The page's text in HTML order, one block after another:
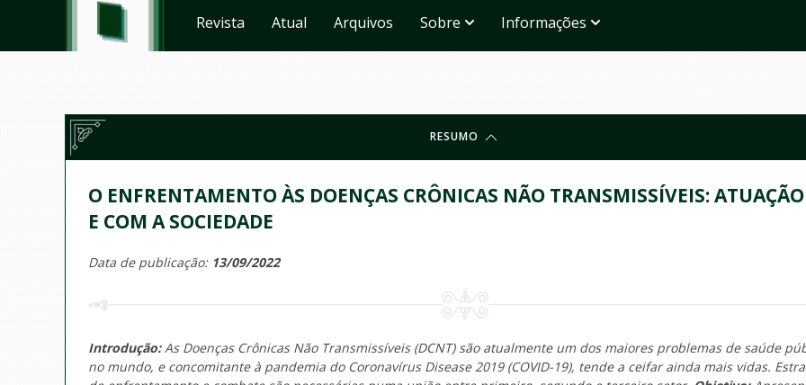
Revista Atual Arquivos Sobre Informações
RESUMO
O ENFRENTAMENTO ÀS DOENÇAS CRÔNICAS NÃO TRANSMISSÍVEIS:
E COM A SOCIEDADE
Data de publicação: 13/09/2022
Introdução:As Doenças Crônicas Não Transmissíveis (DCNT) são atualmente um dos maiores problemas de saúde
no mundo, e concomitante à pandemia do Coronavírus Disease 2019 (COVID-19), tende a ceifar ainda mais vidas.